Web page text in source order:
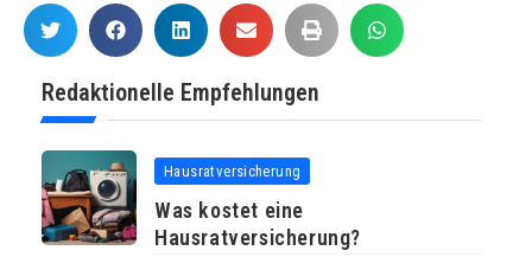
Redaktionelle Empfehlungen
Hausratversicherung
Was kostet eine
Hausratversicherung?